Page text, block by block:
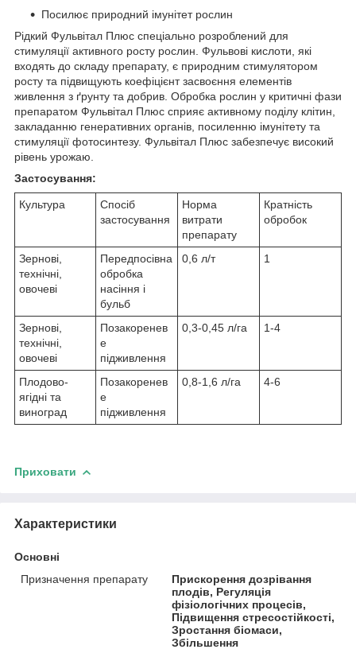
Посилює природний імунітет рослин
Рідкий Фульвітал Плюс спеціально розроблений для
стимуляції активного росту рослин. Фульвові кислоти, які
входять до складу препарату, є природним стимулятором
росту та підвищують коефіцієнт засвоєння елементів
живлення з ґрунту та добрив. Обробка рослин у критичні фази
препаратом Фульвітал Плюс сприяє активному поділу клітин,
закладанню генеративних органів, посиленню імунітету та
стимуляції фотосинтезу. Фульвітал Плюс забезпечує високий
рівень урожаю.
Застосування:
Культура
Спосіб
застосування
Норма
витрати
препарату
Кратність
обробок
Зернові,
технічні,
овочеві
Передпосівна
обробка
насіння і
бульб
0,6 л/т 1
Зернові,
технічні,
овочеві
Позакоренев
е
підживлення
0,3-0,45 л/га 1-4
Плодово-
ягідні та
виноград
Позакоренев
е
підживлення
0,8-1,6 л/га 4-6
Приховати
Характеристики
Основні
Призначення препарату
Прискорення дозрівання
плодів, Регуляція
фізіологічних процесів,
Підвищення стресостійкості,
Зростання біомаси,
Збільшення